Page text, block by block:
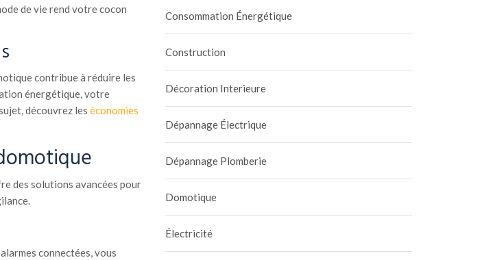
de vie rend votre cocon
contribue à réduire les
énergétique, votre
découvrez les économies
des solutions avancées pour
connectées, vous
Consommation Énergétique
Construction
Décoration Interieure
Dépannage Électrique
Dépannage Plomberie
Domotique
Électricité